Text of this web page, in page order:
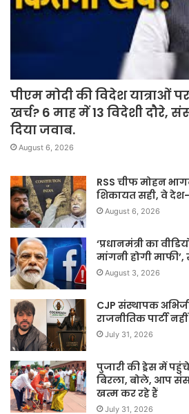
पीएम मोदी की विदेश यात्राओं
खर्च? 6 माह में 13 विदेशी दौरे,
दिया जवाब.
August 6, 2026
RSS चीफ मोहन
शिकायत सही, वे देश-
August 6, 2026
‘प्रधानमंत्री का
मांगनी होगी
August 3, 2026
CJP संस्थापक
राजनीतिक पार्टी
July 31, 2026
पुजारी की ड्रेस में
बिरला, बोले, आप
खत्म कर रहे हैं
July 31, 2026